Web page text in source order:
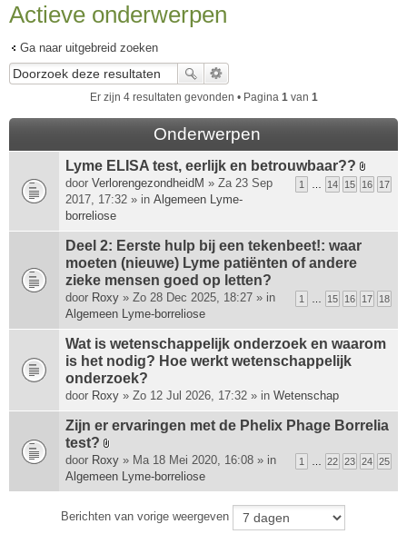
Actieve onderwerpen
Ga naar uitgebreid zoeken
Er zijn 4 resultaten gevonden • Pagina 1 van 1
Onderwerpen
Lyme ELISA test, eerlijk en betrouwbaar??
B
i
(
n
1 … 14 15 16 17
door VerlorengezondheidM » Za 23 Sep
2017, 17:32 » in Algemeen Lyme-
borreliose
Deel 2: Eerste hulp bij een tekenbeet!: waar
moeten (nieuwe) Lyme patiënten of andere
zieke mensen goed op letten?
1 … 15 16 17 18
door Roxy » Zo 28 Dec 2025, 18:27 » in
Algemeen Lyme-borreliose
Wat is wetenschappelijk onderzoek en waarom
is het nodig? Hoe werkt wetenschappelijk
onderzoek?
door Roxy » Zo 12 Jul 2026, 17:32 » in Wetenschap
Zijn er ervaringen met de Phelix Phage Borrelia
test?
B
i
a
1 … 22 23 24 25
door Roxy » Ma 18 Mei 2020, 16:08 » in
Algemeen Lyme-borreliose
Berichten van vorige weergeven